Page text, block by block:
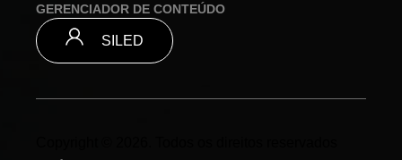
GERENCIADOR DE CONTEÚDO
SILED